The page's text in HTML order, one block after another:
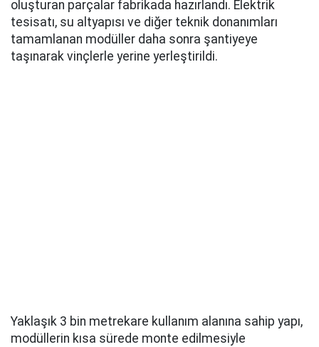
oluşturan parçalar fabrikada hazırlandı. Elektrik
tesisatı, su altyapısı ve diğer teknik donanımları
tamamlanan modüller daha sonra şantiyeye
taşınarak vinçlerle yerine yerleştirildi.
Yaklaşık 3 bin metrekare kullanım alanına sahip yapı,
modüllerin kısa sürede monte edilmesiyle